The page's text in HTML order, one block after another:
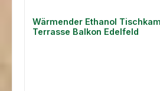
Wärmender Ethanol
Terrasse Balkon Edelfeld